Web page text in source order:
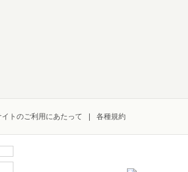
イトのご利用にあたって 各種規約